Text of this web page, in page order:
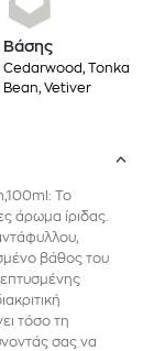
Βάσης
Cedarwood, Tonka
Bean, Vetiver
Το
άρωμα ίριδας.
βάθος του
τόσο τη
σας να